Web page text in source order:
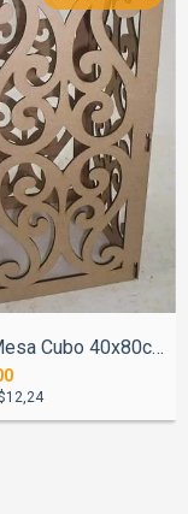
Base Mesa Cubo 40x80cm Arabesco